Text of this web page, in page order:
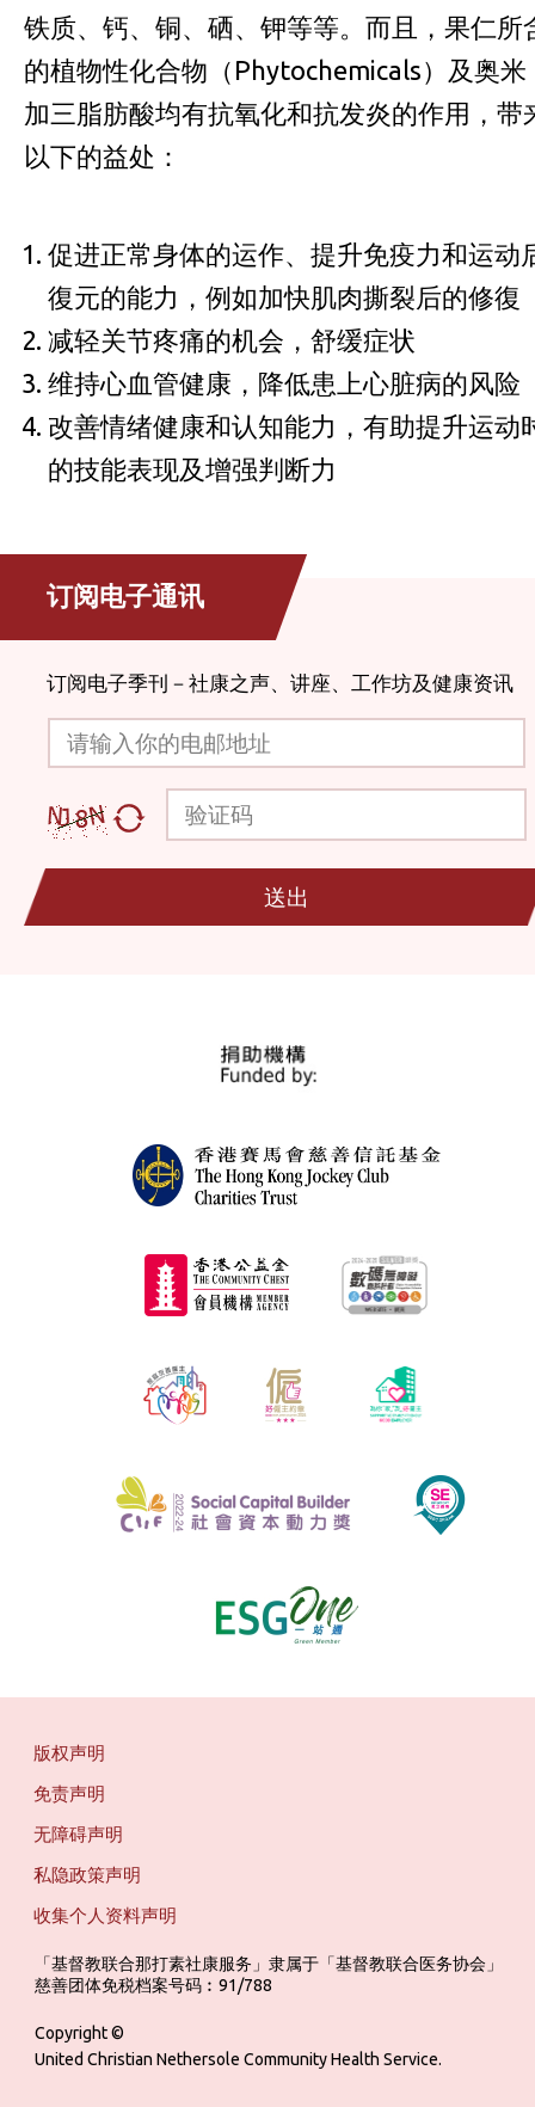
铁质、钙、铜、硒、钾等等。而且，果仁所
的植物性化合物（Phytochemicals）及奥米
加三脂肪酸均有抗氧化和抗发炎的作用，带
以下的益处：
促进正常身体的运作、提升免疫力和运动
復元的能力，例如加快肌肉撕裂后的修復
减轻关节疼痛的机会，舒缓症状
维持心血管健康，降低患上心脏病的风险
改善情绪健康和认知能力，有助提升运动
的技能表现及增强判断力
订阅电子通讯
订阅电子季刊－社康之声、讲座、工作坊及健康资讯
请输入你的电邮地址
验证码
送出
版权声明
免责声明
无障碍声明
私隐政策声明
收集个人资料声明
「基督教联合那打素社康服务」隶属于「基督教联合医务协会」
慈善团体免税档案号码︰91/788
Copyright ©
United Christian Nethersole Community Health Service.